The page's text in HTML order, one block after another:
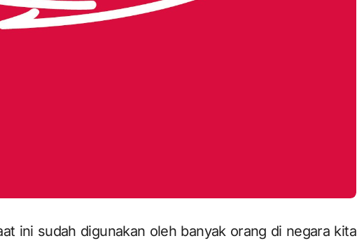
ini sudah digunakan oleh banyak orang di negara kita